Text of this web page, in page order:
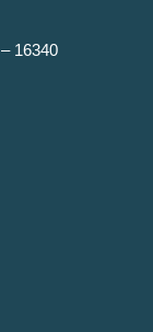
16340